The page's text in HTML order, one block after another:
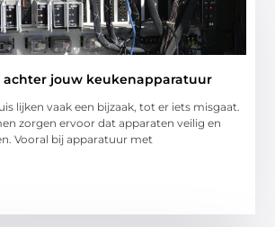
achter jouw keukenapparatuur
lijken vaak een bijzaak, tot er iets misgaat.
zorgen ervoor dat apparaten veilig en
Vooral bij apparatuur met